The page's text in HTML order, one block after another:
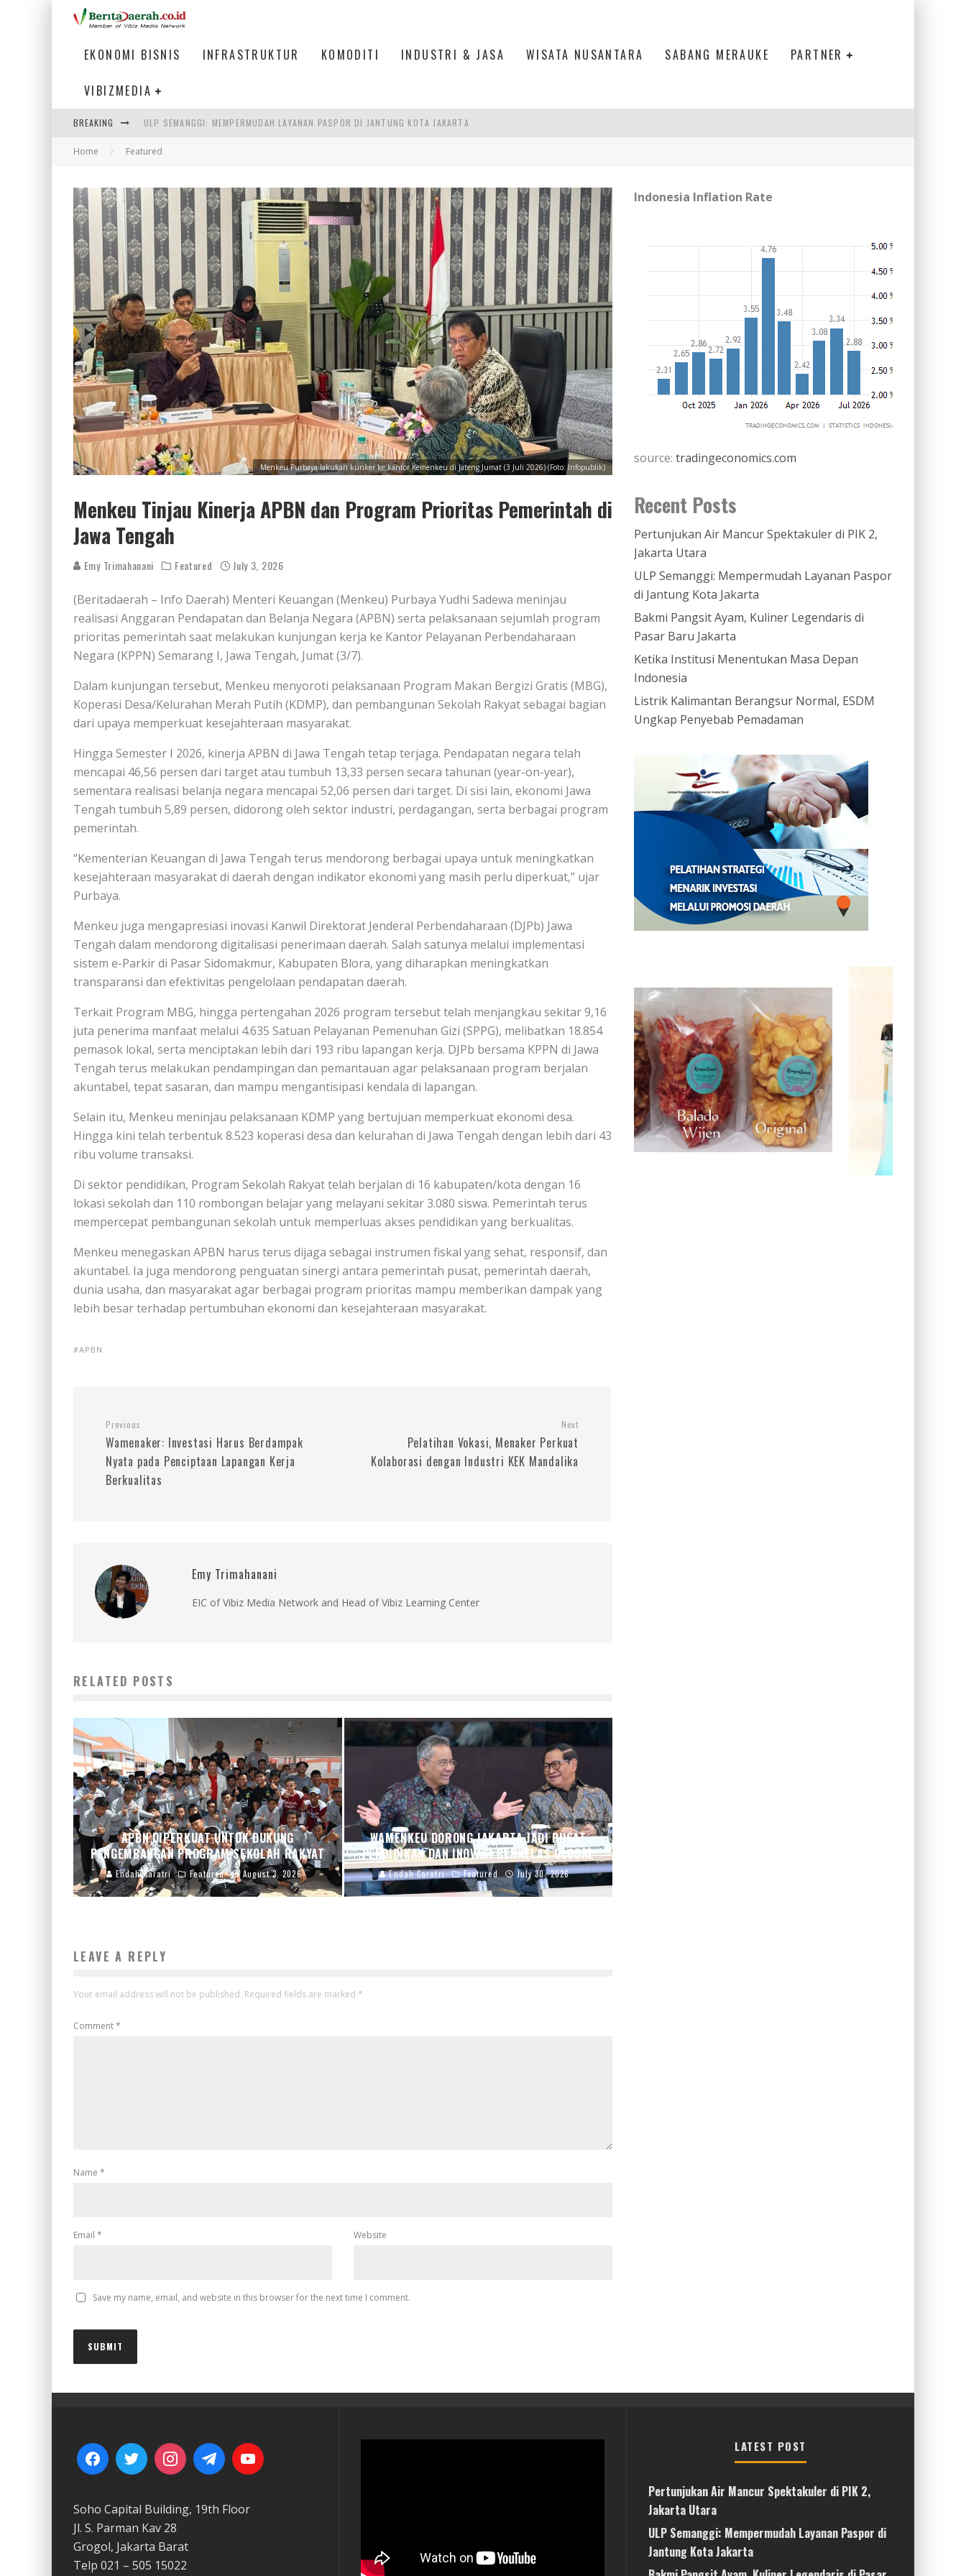
EKONOMI BISNIS INFRASTRUKTUR KOMODITI INDUSTRI & JASA WISATA NUSANTARA SABANG MERAUKE PARTNER
VIBIZMEDIA
BREAKING ULP SEMANGGI: MEMPERMUDAH LAYANAN PASPOR DI JANTUNG KOTA JAKARTA
BAKMI PANGSIT AYAM, KULINER LEGENDARIS DI PASAR BARU JAKARTA
PERTUNJUKAN AIR MANCUR SPEKTAKULER DI PIK 2, JAKARTA UTARA
Home Featured
Menkeu Purbaya lakukan kunker ke kantor Kemenkeu di Jateng Jumat (3 Juli 2026) (Foto: Infopublik)
Menkeu Tinjau Kinerja APBN dan Program Prioritas Pemerintah di
Jawa Tengah
Emy Trimahanani Featured July 3, 2026
(Beritadaerah – Info Daerah) Menteri Keuangan (Menkeu) Purbaya Yudhi Sadewa meninjau
realisasi Anggaran Pendapatan dan Belanja Negara (APBN) serta pelaksanaan sejumlah program
prioritas pemerintah saat melakukan kunjungan kerja ke Kantor Pelayanan Perbendaharaan
Negara (KPPN) Semarang I, Jawa Tengah, Jumat (3/7).
Dalam kunjungan tersebut, Menkeu menyoroti pelaksanaan Program Makan Bergizi Gratis (MBG),
Koperasi Desa/Kelurahan Merah Putih (KDMP), dan pembangunan Sekolah Rakyat sebagai bagian
dari upaya memperkuat kesejahteraan masyarakat.
Hingga Semester I 2026, kinerja APBN di Jawa Tengah tetap terjaga. Pendapatan negara telah
mencapai 46,56 persen dari target atau tumbuh 13,33 persen secara tahunan (year-on-year),
sementara realisasi belanja negara mencapai 52,06 persen dari target. Di sisi lain, ekonomi Jawa
Tengah tumbuh 5,89 persen, didorong oleh sektor industri, perdagangan, serta berbagai program
pemerintah.
“Kementerian Keuangan di Jawa Tengah terus mendorong berbagai upaya untuk meningkatkan
kesejahteraan masyarakat di daerah dengan indikator ekonomi yang masih perlu diperkuat,” ujar
Purbaya.
Menkeu juga mengapresiasi inovasi Kanwil Direktorat Jenderal Perbendaharaan (DJPb) Jawa
Tengah dalam mendorong digitalisasi penerimaan daerah. Salah satunya melalui implementasi
sistem e-Parkir di Pasar Sidomakmur, Kabupaten Blora, yang diharapkan meningkatkan
transparansi dan efektivitas pengelolaan pendapatan daerah.
Terkait Program MBG, hingga pertengahan 2026 program tersebut telah menjangkau sekitar 9,16
juta penerima manfaat melalui 4.635 Satuan Pelayanan Pemenuhan Gizi (SPPG), melibatkan 18.854
pemasok lokal, serta menciptakan lebih dari 193 ribu lapangan kerja. DJPb bersama KPPN di Jawa
Tengah terus melakukan pendampingan dan pemantauan agar pelaksanaan program berjalan
akuntabel, tepat sasaran, dan mampu mengantisipasi kendala di lapangan.
Selain itu, Menkeu meninjau pelaksanaan KDMP yang bertujuan memperkuat ekonomi desa.
Hingga kini telah terbentuk 8.523 koperasi desa dan kelurahan di Jawa Tengah dengan lebih dari 43
ribu volume transaksi.
Di sektor pendidikan, Program Sekolah Rakyat telah berjalan di 16 kabupaten/kota dengan 16
lokasi sekolah dan 110 rombongan belajar yang melayani sekitar 3.080 siswa. Pemerintah terus
mempercepat pembangunan sekolah untuk memperluas akses pendidikan yang berkualitas.
Menkeu menegaskan APBN harus terus dijaga sebagai instrumen fiskal yang sehat, responsif, dan
akuntabel. Ia juga mendorong penguatan sinergi antara pemerintah pusat, pemerintah daerah,
dunia usaha, dan masyarakat agar berbagai program prioritas mampu memberikan dampak yang
lebih besar terhadap pertumbuhan ekonomi dan kesejahteraan masyarakat.
APBN
Previous
Wamenaker: Investasi Harus Berdampak
Nyata pada Penciptaan Lapangan Kerja
Berkualitas
Next
Pelatihan Vokasi, Menaker Perkuat
Kolaborasi dengan Industri KEK Mandalika
Emy Trimahanani
EIC of Vibiz Media Network and Head of Vibiz Learning Center
RELATED POSTS
APBN DIPERKUAT UNTUK DUKUNG
PENGEMBANGAN PROGRAM SEKOLAH RAKYAT
Endah Caratri Featured August 3, 2026
WAMENKEU DORONG JAKARTA JADI PUSAT
PENDIDIKAN DAN INOVASI BERKELAS GLOBAL
Endah Caratri Featured July 30, 2026
LEAVE A REPLY
Your email address will not be published. Required fields are marked *
Comment*
Name *
Email * Website
Save my name, email, and website in this browser for the next time I comment.
Indonesia Inflation Rate
source: tradingeconomics.com
Recent Posts
Pertunjukan Air Mancur Spektakuler di PIK 2,
Jakarta Utara
ULP Semanggi: Mempermudah Layanan Paspor
di Jantung Kota Jakarta
Bakmi Pangsit Ayam, Kuliner Legendaris di
Pasar Baru Jakarta
Ketika Institusi Menentukan Masa Depan
Indonesia
Listrik Kalimantan Berangsur Normal, ESDM
Ungkap Penyebab Pemadaman
Soho Capital Building, 19th Floor
Jl. S. Parman Kav 28
Grogol, Jakarta Barat
Telp 021 – 505 15022
LATEST POST
Pertunjukan Air Mancur Spektakuler di PIK 2,
Jakarta Utara
ULP Semanggi: Mempermudah Layanan Paspor di
Jantung Kota Jakarta